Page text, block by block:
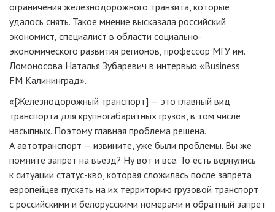
ограничения железнодорожного транзита, которые
удалось снять. Такое мнение высказала российский
экономист, специалист в области социально-
экономического развития регионов, профессор МГУ им.
Ломоносова Наталья Зубаревич в интервью «Business
FM Калининград».
«[Железнодорожный транспорт] — это главный вид
транспорта для крупногабаритных грузов, в том числе
насыпных. Поэтому главная проблема решена.
А автотранспорт — извините, уже были проблемы. Вы же
помните запрет на въезд? Ну вот и все. То есть вернулись
к ситуации статус-кво, которая сложилась после запрета
европейцев пускать на их территорию грузовой транспорт
с российскими и белорусскими номерами и обратный запрет